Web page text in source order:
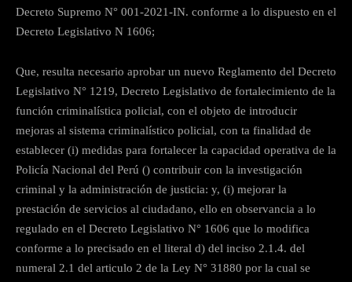
Decreto Supremo N° 001-2021-IN. conforme a lo dispuesto en el
Decreto Legislativo N 1606;
Que, resulta necesario aprobar un nuevo Reglamento del Decreto
Legislativo N° 1219, Decreto Legislativo de fortalecimiento de la
función criminalística policial, con el objeto de introducir
mejoras al sistema criminalístico policial, con ta finalidad de
establecer (i) medidas para fortalecer la capacidad operativa de la
Policía Nacional del Perú () contribuir con la investigación
criminal y la administración de justicia: y, (i) mejorar la
prestación de servicios al ciudadano, ello en observancia a lo
regulado en el Decreto Legislativo N° 1606 que lo modifica
conforme a lo precisado en el literal d) del inciso 2.1.4. del
numeral 2.1 del articulo 2 de la Ley N° 31880 por la cual se